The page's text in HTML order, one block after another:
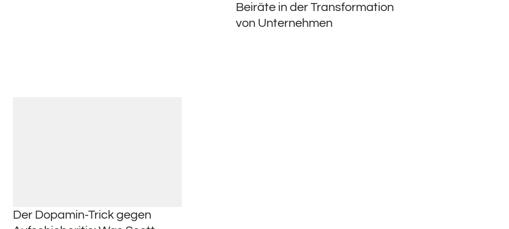
Beiräte in der Transformation
von Unternehmen
Der Dopamin-Trick gegen